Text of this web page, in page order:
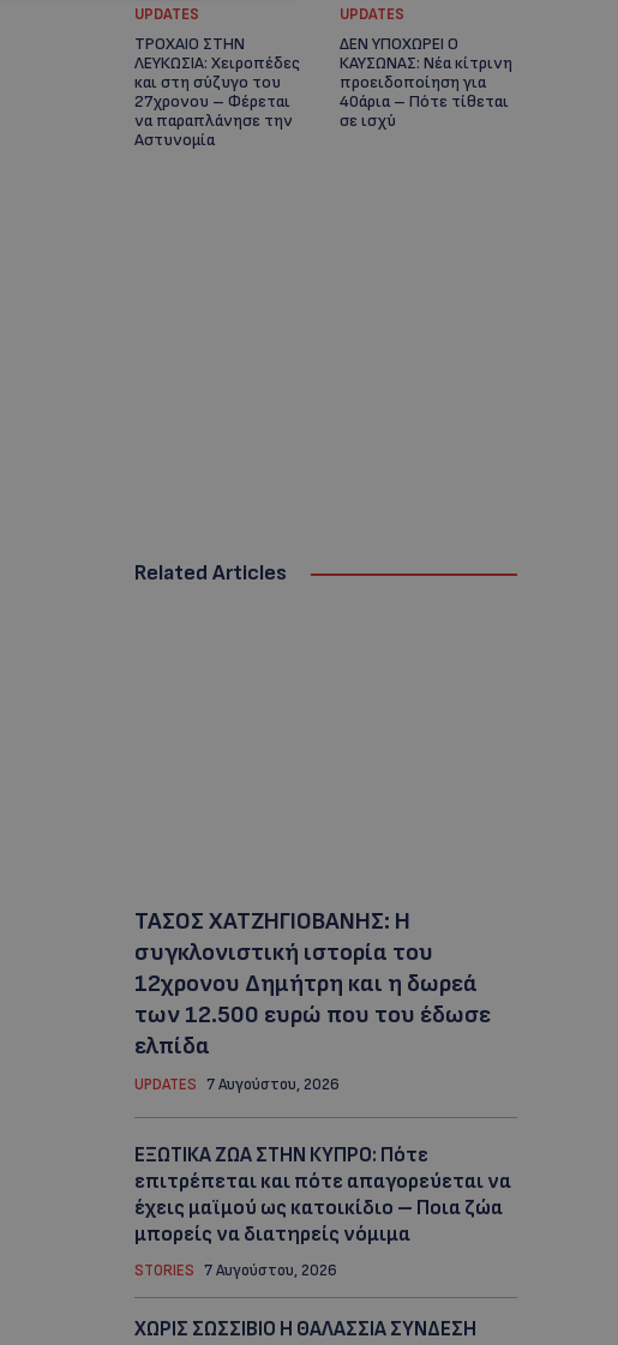
UPDATES
ΤΡΟΧΑΙΟ ΣΤΗΝ
ΛΕΥΚΩΣΙΑ: Χειροπέδες
και στη σύζυγο του
27χρονου – Φέρεται
να παραπλάνησε την
Αστυνομία
UPDATES
ΔΕΝ ΥΠΟΧΩΡΕΙ Ο
ΚΑΥΣΩΝΑΣ: Νέα κίτρινη
προειδοποίηση για
40άρια – Πότε τίθεται
σε ισχύ
Related Articles
ΤΑΣΟΣ ΧΑΤΖΗΓΙΟΒΑΝΗΣ: Η
συγκλονιστική ιστορία του
12χρονου Δημήτρη και η δωρεά
των 12.500 ευρώ που του έδωσε
ελπίδα
UPDATES 7 Αυγούστου, 2026
ΕΞΩΤΙΚΑ ΖΩΑ ΣΤΗΝ ΚΥΠΡΟ: Πότε
επιτρέπεται και πότε απαγορεύεται να
έχεις μαϊμού ως κατοικίδιο – Ποια ζώα
μπορείς να διατηρείς νόμιμα
STORIES 7 Αυγούστου, 2026
ΧΩΡΙΣ ΣΩΣΣΙΒΙΟ Η ΘΑΛΑΣΣΙΑ ΣΥΝΔΕΣΗ